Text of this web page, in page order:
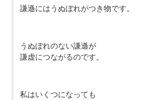
謙遜にはうぬぼれがつき物です。
うぬぼれのない謙遜が
謙虚につながるのです。
私はいくつになっても